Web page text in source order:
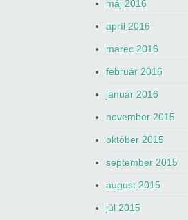
máj 2016
apríl 2016
marec 2016
február 2016
január 2016
november 2015
október 2015
september 2015
august 2015
júl 2015